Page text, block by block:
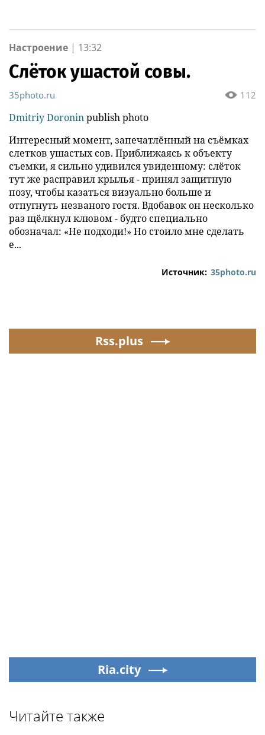
по охране важных
государственных
объектов
Настроение | 13:32
Слёток ушастой совы.
112
35photo.ru
Dmitriy Doroninpublish photo
Интересный момент, запечатлённый на съёмках
слетков ушастых сов. Приближаясь к объекту
съемки, я сильно удивился увиденному: слёток
тут же расправил крылья - принял защитную
позу, чтобы казаться визуально больше и
отпугнуть незваного гостя. Вдобавок он несколько
раз щёлкнул клювом - будто специально
обозначал: «Не подходи!» Но стоило мне сделать
е...
Источник: 35photo.ru
Rss.plus
Ria.city
Читайте также